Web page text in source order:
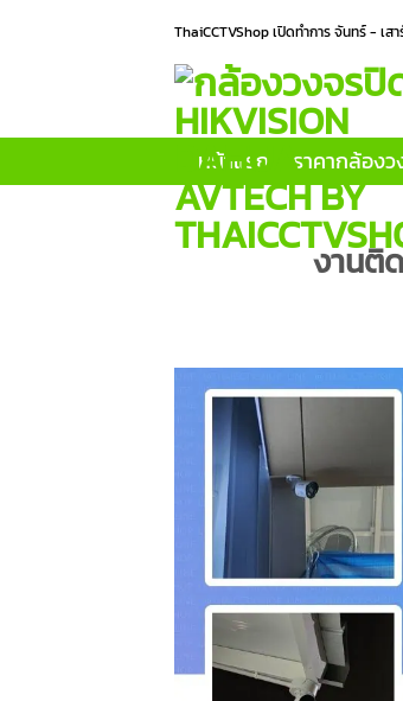
ThaiCCTVShop เปิดทำการ จันทร์ - เ
หน้าแรก ราคากล้อง
งานติ